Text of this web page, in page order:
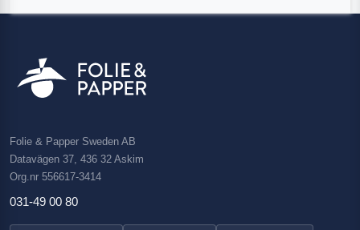
Folie & Papper Sweden AB
Datavägen 37, 436 32 Askim
Org.nr 556617-3414
031-49 00 80